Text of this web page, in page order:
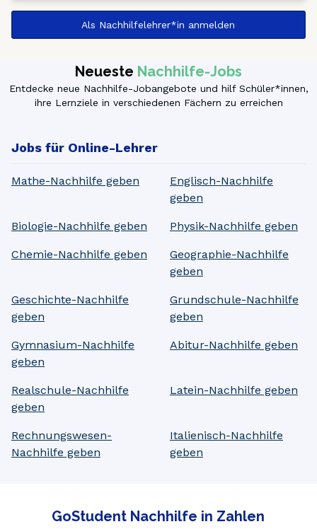
Als Nachhilfelehrer*in anmelden
Neueste Nachhilfe-Jobs
Entdecke neue Nachhilfe-Jobangebote und hilf Schüler*innen,
ihre Lernziele in verschiedenen Fächern zu erreichen
Jobs für Online-Lehrer
Mathe-Nachhilfe geben
Englisch-Nachhilfe
geben
Biologie-Nachhilfe geben Physik-Nachhilfe geben
Chemie-Nachhilfe geben
Geographie-Nachhilfe
geben
Geschichte-Nachhilfe
geben
Grundschule-Nachhilfe
geben
Gymnasium-Nachhilfe
geben
Abitur-Nachhilfe geben
Realschule-Nachhilfe
geben
Latein-Nachhilfe geben
Rechnungswesen-
Nachhilfe geben
Italienisch-Nachhilfe
geben
GoStudent Nachhilfe in Zahlen